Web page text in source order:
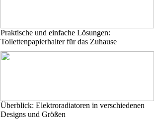
Praktische und einfache Lösungen:
Toilettenpapierhalter für das Zuhause
Überblick: Elektroradiatoren in verschiedenen
Designs und Größen